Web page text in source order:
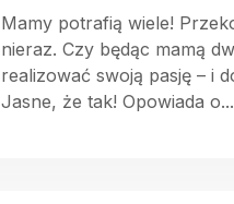
Mamy potrafią wiele!
nieraz. Czy będąc mamą
realizować swoją pasję – i
Jasne, że tak! Opowiada o...